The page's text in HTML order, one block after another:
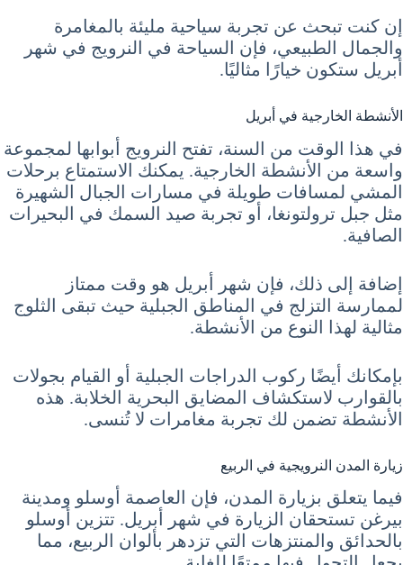
إن كنت تبحث عن تجربة سياحية مليئة بالمغامرة
والجمال الطبيعي، فإن السياحة في النرويج في شهر
أبريل ستكون خيارًا مثاليًا.
الأنشطة الخارجية في أبريل
في هذا الوقت من السنة، تفتح النرويج أبوابها لمجموعة
واسعة من الأنشطة الخارجية. يمكنك الاستمتاع برحلات
المشي لمسافات طويلة في مسارات الجبال الشهيرة
مثل جبل ترولتونغا، أو تجربة صيد السمك في البحيرات
الصافية.
إضافة إلى ذلك، فإن شهر أبريل هو وقت ممتاز
لممارسة التزلج في المناطق الجبلية حيث تبقى الثلوج
مثالية لهذا النوع من الأنشطة.
بإمكانك أيضًا ركوب الدراجات الجبلية أو القيام بجولات
بالقوارب لاستكشاف المضايق البحرية الخلابة. هذه
الأنشطة تضمن لك تجربة مغامرات لا تُنسى.
زيارة المدن النرويجية في الربيع
فيما يتعلق بزيارة المدن، فإن العاصمة أوسلو ومدينة
بيرغن تستحقان الزيارة في شهر أبريل. تتزين أوسلو
بالحدائق والمنتزهات التي تزدهر بألوان الربيع، مما